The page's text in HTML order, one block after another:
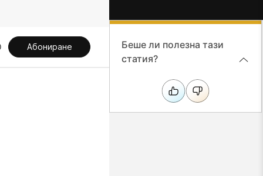
Абониране
Беше ли полезна тази
статия?